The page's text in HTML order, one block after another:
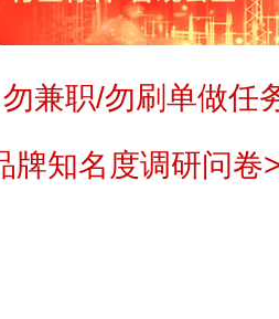
兼职/勿刷单做任
牌知名度调研问卷